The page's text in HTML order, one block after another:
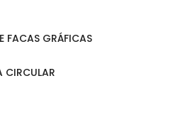
FACAS GRÁFICAS
CIRCULAR